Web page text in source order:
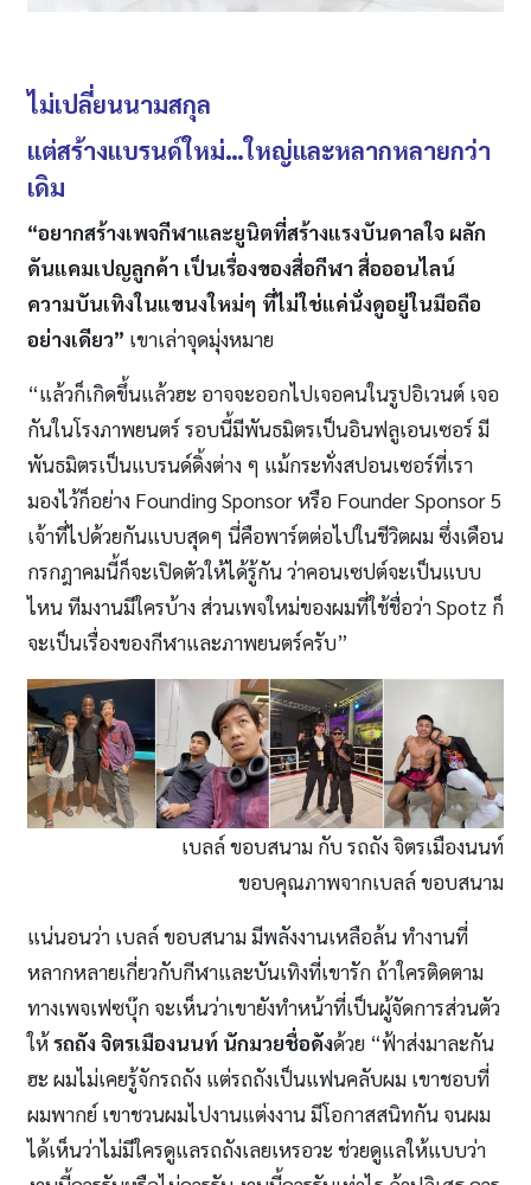
ไม่เปลี่ยนนามสกุล
แต่สร้างแบรนด์ใหม่…ใหญ่และหลากหลายกว่า
เดิม
“อยากสร้างเพจกีฬาและยูนิตที่สร้างแรงบันดาลใจ ผลัก
ดันแคมเปญลูกค้า เป็นเรื่องของสื่อกีฬา สื่อออนไลน์
ความบันเทิงในแขนงใหม่ๆ ที่ไม่ใช่แค่นั่งดูอยู่ในมือถือ
อย่างเดียว” เขาเล่าจุดมุ่งหมาย
“แล้วก็เกิดขึ้นแล้วฮะ อาจจะออกไปเจอคนในรูปอิเวนต์ เจอ
กันในโรงภาพยนตร์ รอบนี้มีพันธมิตรเป็นอินฟลูเอนเซอร์ มี
พันธมิตรเป็นแบรนด์ดิ้งต่าง ๆ แม้กระทั่งสปอนเซอร์ที่เรา
มองไว้ก็อย่าง Founding Sponsor หรือ Founder Sponsor 5
เจ้าที่ไปด้วยกันแบบสุดๆ นี่คือพาร์ตต่อไปในชีวิตผม ซึ่งเดือน
กรกฎาคมนี้ก็จะเปิดตัวให้ได้รู้กัน ว่าคอนเซปต์จะเป็นแบบ
ไหน ทีมงานมีใครบ้าง ส่วนเพจใหม่ของผมที่ใช้ชื่อว่า Spotz ก็
จะเป็นเรื่องของกีฬาและภาพยนตร์ครับ”
เบลล์ ขอบสนาม กับ รถถัง จิตรเมืองนนท์
ขอบคุณภาพจากเบลล์ ขอบสนาม
แน่นอนว่า เบลล์ ขอบสนาม มีพลังงานเหลือล้น ทำงานที่
หลากหลายเกี่ยวกับกีฬาและบันเทิงที่เขารัก ถ้าใครติดตาม
ทางเพจเฟซบุ๊ก จะเห็นว่าเขายังทำหน้าที่เป็นผู้จัดการส่วนตัว
ให้รถถัง จิตรเมืองนนท์ นักมวยชื่อดังด้วย “ฟ้าส่งมาละกัน
ฮะ ผมไม่เคยรู้จักรถถัง แต่รถถังเป็นแฟนคลับผม เขาชอบที่
ผมพากย์ เขาชวนผมไปงานแต่งงาน มีโอกาสสนิทกัน จนผม
ได้เห็นว่าไม่มีใครดูแลรถถังเลยเหรอวะ ช่วยดูแลให้แบบว่า